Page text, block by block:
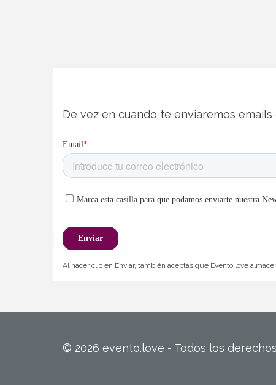
De vez en cuando te enviaremos
Al hacer clic en Enviar, también aceptas que Evento.love
© 2026 evento.love - Todos los